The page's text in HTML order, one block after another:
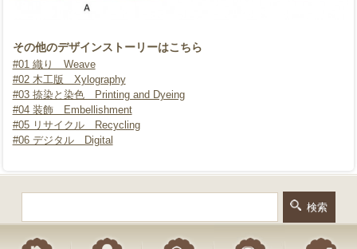
その他のデザインストーリーはこちら
#01 織り Weave
#02 木工版 Xylography
#03 捺染と染色 Printing and Dyeing
#04 装飾 Embellishment
#05 リサイクル Recycling
#06 デジタル Digital